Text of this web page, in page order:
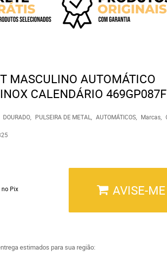
MASCULINO AUTOMÁTICO
CALENDÁRIO 469GP087F
DOURADO PULSEIRA DE METAL AUTOMÁTICOS Marcas
no Pix
AVISE-ME
estimados para sua região: